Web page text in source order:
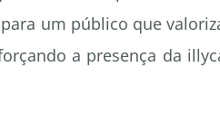
um público que
a presença da